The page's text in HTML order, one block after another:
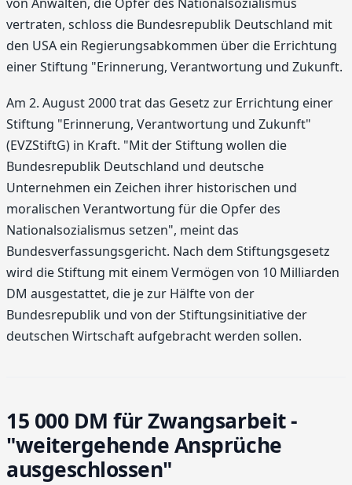
von Anwälten, die Opfer des Nationalsozialismus
vertraten, schloss die Bundesrepublik Deutschland mit
den USA ein Regierungsabkommen über die Errichtung
einer Stiftung "Erinnerung, Verantwortung und Zukunft.
Am 2. August 2000 trat das Gesetz zur Errichtung einer
Stiftung "Erinnerung, Verantwortung und Zukunft"
(EVZStiftG) in Kraft. "Mit der Stiftung wollen die
Bundesrepublik Deutschland und deutsche
Unternehmen ein Zeichen ihrer historischen und
moralischen Verantwortung für die Opfer des
Nationalsozialismus setzen", meint das
Bundesverfassungsgericht. Nach dem Stiftungsgesetz
wird die Stiftung mit einem Vermögen von 10 Milliarden
DM ausgestattet, die je zur Hälfte von der
Bundesrepublik und von der Stiftungsinitiative der
deutschen Wirtschaft aufgebracht werden sollen.
15 000 DM für Zwangsarbeit -
"weitergehende Ansprüche
ausgeschlossen"